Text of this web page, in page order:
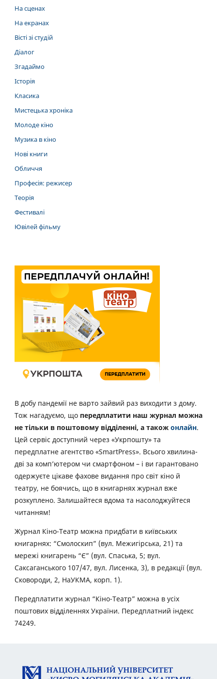
На сценах
На екранах
Вісті зі студій
Діалог
Згадаймо
Історія
Класика
Мистецька хроніка
Молоде кіно
Музика в кіно
Нові книги
Обличчя
Професія: режисер
Теорія
Фестивалі
Ювілей фільму
В добу пандемії не варто зайвий раз виходити з дому.
Тож нагадуємо, що передплатити наш журнал можна
не тільки в поштовому відділенні, а також онлайн.
Цей сервіс доступний через «Укрпошту» та
передплатне агентство «SmartPress». Всього хвилина-
дві за комп’ютером чи смартфоном – і ви гарантовано
одержуєте цікаве фахове видання про світ кіно й
театру, не боячись, що в книгарнях журнал вже
розкуплено. Залишайтеся вдома та насолоджуйтеся
читанням!
Журнал Кіно-Театр можна придбати в київських
книгарнях: “Смолоскип” (вул. Межигірська, 21) та
мережі книгарень “Є” (вул. Спаська, 5; вул.
Саксаганського 107/47, вул. Лисенка, 3), в редакції (вул.
Сковороди, 2, НаУКМА, корп. 1).
Передплатити журнал “Кіно-Театр” можна в усіх
поштових відділеннях України. Передплатний індекс
74249.